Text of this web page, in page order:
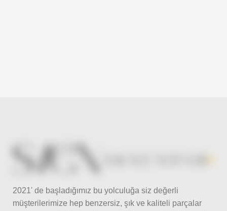
2021' de başladığımız bu yolculuğa siz değerli
müşterilerimize hep benzersiz, şık ve kaliteli parçalar